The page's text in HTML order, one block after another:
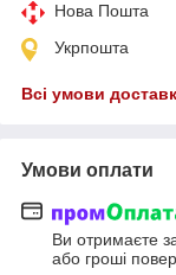
Нова Пошта
Укрпошта
Всі умови
Умови оплати
Ви отримаєте
або гроші